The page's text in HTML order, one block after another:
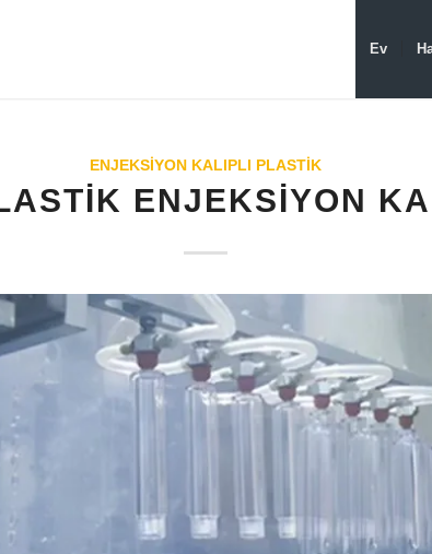
Ev
ENJEKSIYON KALIPLI PLASTIK
ENJEKSIYON